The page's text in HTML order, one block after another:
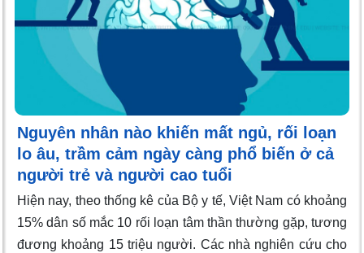
Nguyên nhân nào khiến mất ngủ, rối loạn
lo âu, trầm cảm ngày càng phổ biến ở cả
người trẻ và người cao tuổi
Hiện nay, theo thống kê của Bộ y tế, Việt Nam có khoảng
15% dân số mắc 10 rối loạn tâm thần thường gặp, tương
đương khoảng 15 triệu người. Các nhà nghiên cứu cho